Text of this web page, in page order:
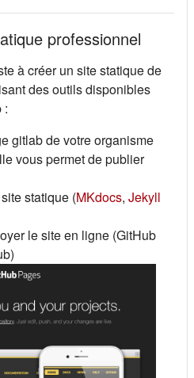
professionnel
à créer un site statique de
des outils disponibles
:
un nouvel onglet)
gitlab de votre organisme
vous permet de publier
statique (MKdocs(s'ouvre
, Jekyll
onglet)
un nouvel onglet)
le site en ligne (GitHub